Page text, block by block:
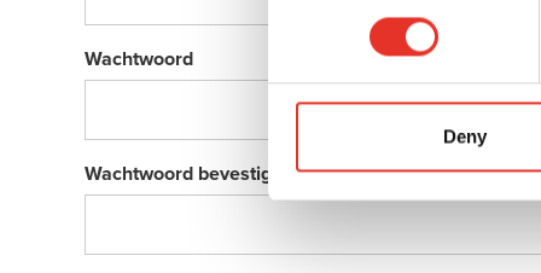
Deny
Wachtwoord
Wachtwoord bevestigen